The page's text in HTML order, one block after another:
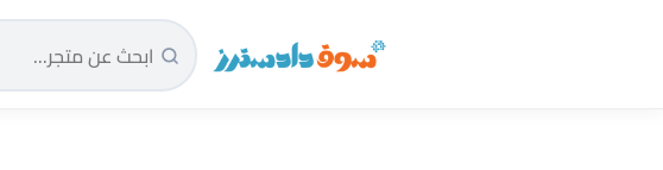
سوق دادسترز الرئيسية